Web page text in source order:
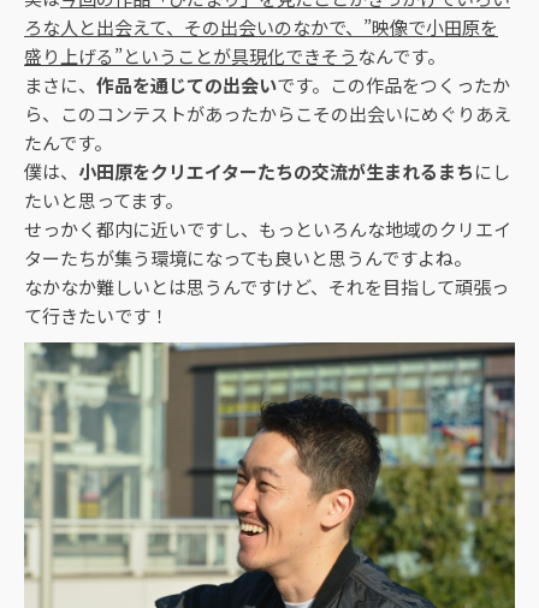
ろな人と出会えて、その出会いのなかで、”映像で小田原を
盛り上げる”ということが具現化できそう なんです。
まさに、 作品を通じての出会いです。この作品をつくったか
ら、このコンテストがあったからこその出会いにめぐりあえ
たんです。
僕は、 小田原をクリエイターたちの交流が生まれるまちにし
たいと思ってます。
せっかく都内に近いですし、もっといろんな地域のクリエイ
ターたちが集う環境になっても良いと思うんですよね。
なかなか難しいとは思うんですけど、それを目指して頑張っ
て行きたいです！